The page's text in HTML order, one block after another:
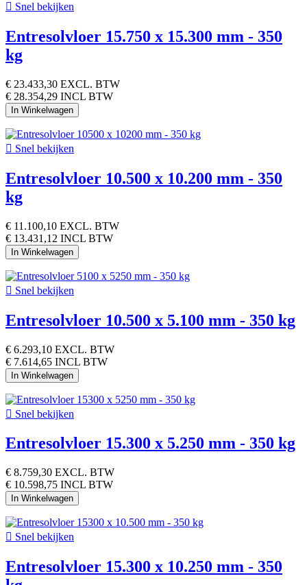
 Snel bekijken
Entresolvloer 15.750 x 15.300 mm - 350
kg
€ 23.433,30 EXCL. BTW
€ 28.354,29 INCL BTW
In Winkelwagen
 Snel bekijken
Entresolvloer 10.500 x 10.200 mm - 350
kg
€ 11.100,10 EXCL. BTW
€ 13.431,12 INCL BTW
In Winkelwagen
 Snel bekijken
Entresolvloer 10.500 x 5.100 mm - 350 kg
€ 6.293,10 EXCL. BTW
€ 7.614,65 INCL BTW
In Winkelwagen
 Snel bekijken
Entresolvloer 15.300 x 5.250 mm - 350 kg
€ 8.759,30 EXCL. BTW
€ 10.598,75 INCL BTW
In Winkelwagen
 Snel bekijken
Entresolvloer 15.300 x 10.250 mm - 350